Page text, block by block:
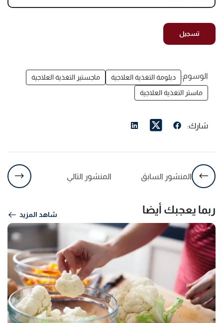
الوسوم: دبلومة التغذية العلاجية
ماجستير التغذية العلاجية
ماستر التغذية العلاجية
شارك:
المنشور السابق المنشور التالي
ربما يعجبك أيضا شاهد المزيد